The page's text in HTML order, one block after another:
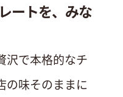
ートを、みな
沢で本格的なチ
の味そのままに